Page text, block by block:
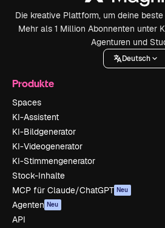
Die kreative Plattform, um deine
Mehr als 1 Million Abonnenten unter
Agenturen und
Deutsch
Produkte
Spaces
KI-Assistent
KI-Bildgenerator
KI-Videogenerator
KI-Stimmengenerator
Stock-Inhalte
MCP für Claude/ChatGPT Neu
Agenten Neu
API